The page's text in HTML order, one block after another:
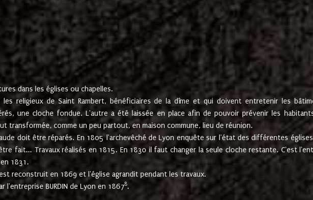
dans les églises ou chapelles.
religieux de Saint Rambert, bénéficiaires de la dîme et qui doivent entretenir les
une cloche fondue. L'autre a été laissée en place afin de pouvoir prévenir les
transformée, comme un peu partout, en maison commune, lieu de réunion.
doit être réparés. En 1805 l'archevêché de Lyon enquête sur l'état des différentes
fait... Travaux réalisés en 1815. En 1830 il faut changer la seule cloche restante. C'est
1831.
reconstruit en 1869 et l'église agrandit pendant les travaux.
l'entreprise BURDIN de Lyon en 18678.